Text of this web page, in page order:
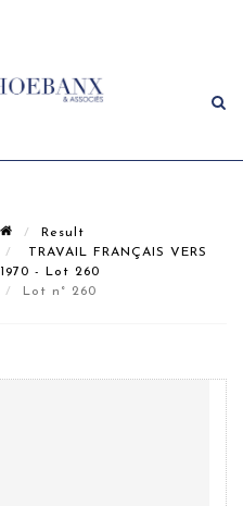
Result
TRAVAIL FRANÇAIS VERS
1970 - Lot 260
Lot n° 260